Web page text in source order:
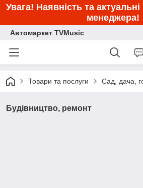
Увага! Наявність та
менеджера!
Автомаркет TVMusic
Товари та послуги Сад, дача,
Будівництво, ремонт